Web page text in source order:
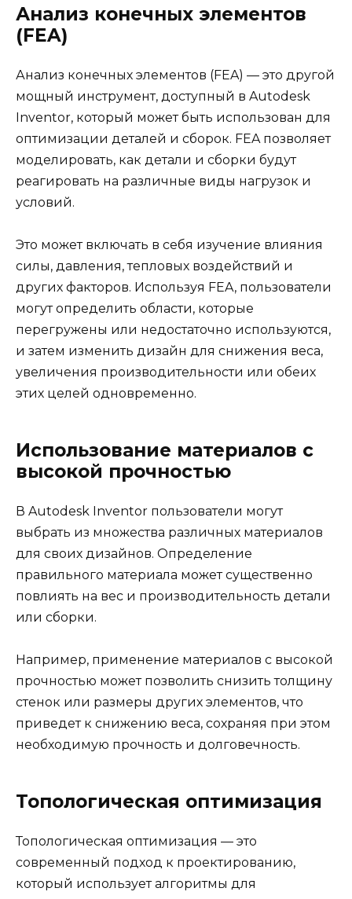
Анализ конечных элементов
(FEA)
Анализ конечных элементов (FEA) — это другой
мощный инструмент, доступный в Autodesk
Inventor, который может быть использован для
оптимизации деталей и сборок. FEA позволяет
моделировать, как детали и сборки будут
реагировать на различные виды нагрузок и
условий.
Это может включать в себя изучение влияния
силы, давления, тепловых воздействий и
других факторов. Используя FEA, пользователи
могут определить области, которые
перегружены или недостаточно используются,
и затем изменить дизайн для снижения веса,
увеличения производительности или обеих
этих целей одновременно.
Использование материалов с
высокой прочностью
В Autodesk Inventor пользователи могут
выбрать из множества различных материалов
для своих дизайнов. Определение
правильного материала может существенно
повлиять на вес и производительность детали
или сборки.
Например, применение материалов с высокой
прочностью может позволить снизить толщину
стенок или размеры других элементов, что
приведет к снижению веса, сохраняя при этом
необходимую прочность и долговечность.
Топологическая оптимизация
Топологическая оптимизация — это
современный подход к проектированию,
который использует алгоритмы для